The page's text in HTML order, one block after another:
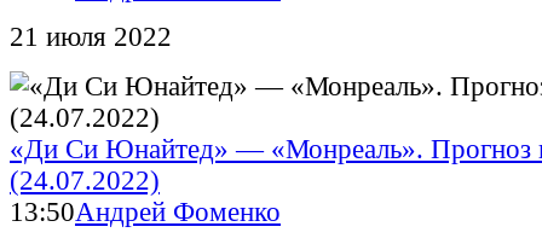
21 июля 2022
«Ди Си Юнайтед» — «Монреаль».
(24.07.2022)
13:50Андрей Фоменко